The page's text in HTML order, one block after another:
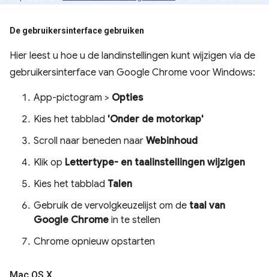
De gebruikersinterface gebruiken
Hier leest u hoe u de landinstellingen kunt wijzigen via de
gebruikersinterface van Google Chrome voor Windows:
App-pictogram > Opties
Kies het tabblad 'Onder de motorkap'
Scroll naar beneden naar Webinhoud
Klik op Lettertype- en taalinstellingen wijzigen
Kies het tabblad Talen
Gebruik de vervolgkeuzelijst om de taal van
Google Chrome in te stellen
Chrome opnieuw opstarten